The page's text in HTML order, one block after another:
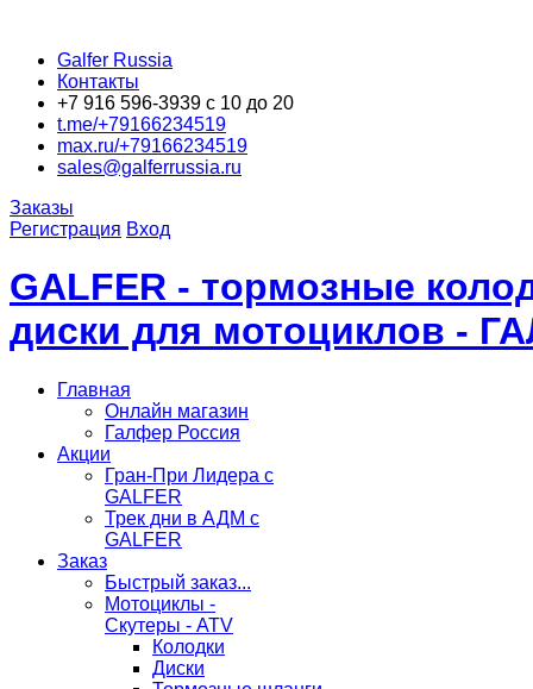
Galfer Russia
Контакты
+7 916 596-3939 с 10 до 20
t.me/+79166234519
max.ru/+79166234519
sales@galferrussia.ru
Заказы
Регистрация Вход
GALFER - тормозные
диски для мотоциклов -
Главная
Онлайн магазин
Галфер Россия
Акции
Гран-При Лидера c
GALFER
Трек дни в АДМ с
GALFER
Заказ
Быстрый заказ...
Мотоциклы -
Скутеры - ATV
Колодки
Диски